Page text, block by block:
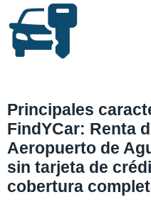
Principales
FindYCar: Renta
Aeropuerto de
sin tarjeta de
cobertura